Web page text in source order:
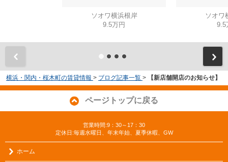
ソオワ横浜根岸
9.5万円
ソオワ
9.5
横浜・関内・桜木町の賃貸情報 > ブログ記事一覧 > 【新店舗開店のお知らせ】
ページトップに戻る
営業時間:9：30～17：30
定休日:毎週水曜日、年末年始、夏季休暇、GW
ホーム